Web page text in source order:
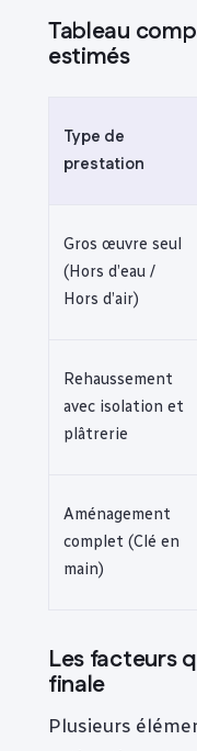
Tableau
estimés
Type de
prestation
Gros œuvre seul
(Hors d’eau /
Hors d’air)
Rehaussement
avec isolation et
plâtrerie
Aménagement
complet (Clé en
main)
Les facteurs
finale
Plusieurs